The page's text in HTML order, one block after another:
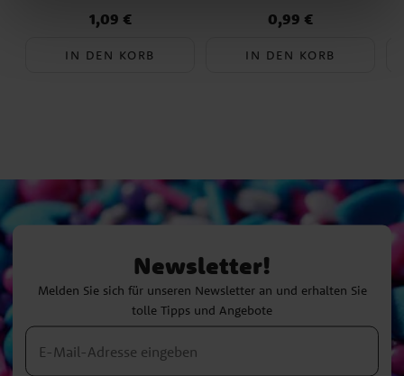
Preis:1,09 €
1,09 €
IN DEN KORB
Preis:0,99 €
0,99 €
IN DEN KORB
Newsletter!
Melden Sie sich für unseren Newsletter an und erhalten Sie
tolle Tipps und Angebote